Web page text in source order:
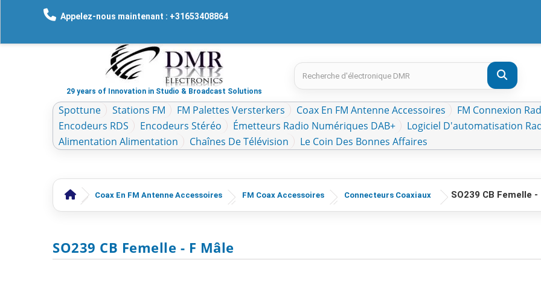
Appelez-nous maintenant : +31653408864
29 years of Innovation in Studio & Broadcast Solutions
Spottune Stations FM FM Palettes Versterkers Coax En FM Antenne Accessoires
FM Connexion
Encodeurs RDS
Encodeurs Stéréo Émetteurs Radio Numériques DAB+
Logiciel D'automatisation
Alimentation Alimentation
Chaînes De Télévision Le Coin Des Bonnes Affaires
Coax En FM Antenne Accessoires FM Coax Accessoires Connecteurs Coaxiaux SO239 CB Femelle -
SO239 CB Femelle - F Mâle